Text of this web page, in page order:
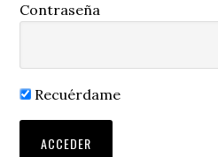
Contraseña
Recuérdame